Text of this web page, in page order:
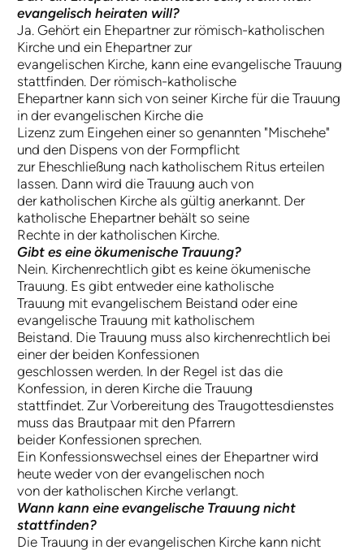
evangelisch heiraten will?
Ja. Gehört ein Ehepartner zur römisch-katholischen
Kirche und ein Ehepartner zur
evangelischen Kirche, kann eine evangelische Trauung
stattfinden. Der römisch-katholische
Ehepartner kann sich von seiner Kirche für die Trauung
in der evangelischen Kirche die
Lizenz zum Eingehen einer so genannten "Mischehe"
und den Dispens von der Formpflicht
zur Eheschließung nach katholischem Ritus erteilen
lassen. Dann wird die Trauung auch von
der katholischen Kirche als gültig anerkannt. Der
katholische Ehepartner behält so seine
Rechte in der katholischen Kirche.
Gibt es eine ökumenische Trauung?
Nein. Kirchenrechtlich gibt es keine ökumenische
Trauung. Es gibt entweder eine katholische
Trauung mit evangelischem Beistand oder eine
evangelische Trauung mit katholischem
Beistand. Die Trauung muss also kirchenrechtlich bei
einer der beiden Konfessionen
geschlossen werden. In der Regel ist das die
Konfession, in deren Kirche die Trauung
stattfindet. Zur Vorbereitung des Traugottesdienstes
muss das Brautpaar mit den Pfarrern
beider Konfessionen sprechen.
Ein Konfessionswechsel eines der Ehepartner wird
heute weder von der evangelischen noch
von der katholischen Kirche verlangt.
Wann kann eine evangelische Trauung nicht
stattfinden?
Die Trauung in der evangelischen Kirche kann nicht